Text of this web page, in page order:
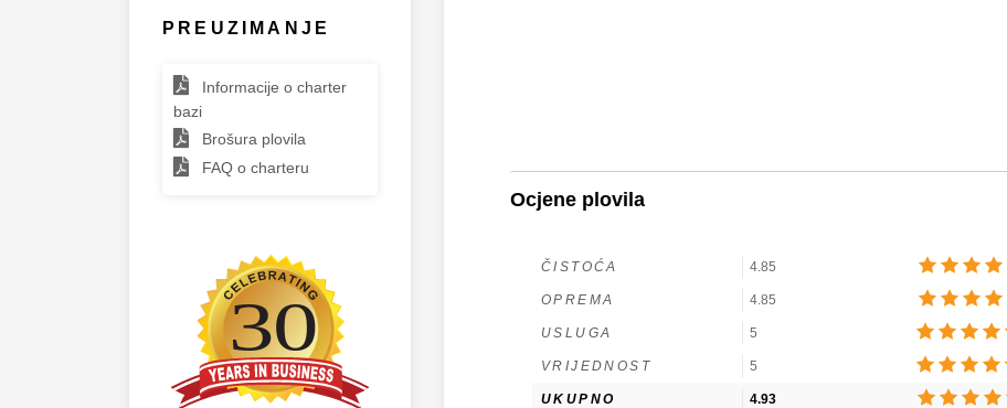
Ocjene plovila
ČISTOĆA 4.85
OPREMA 4.85
USLUGA 5
VRIJEDNOST 5
UKUPNO 4.93
PREUZIMANJE
Informacije o charter
bazi
Brošura plovila
FAQ o charteru